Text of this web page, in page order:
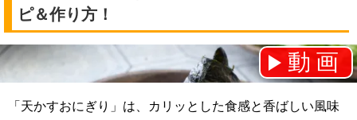
ピ＆作り方！
動画
チャンネル登録をお願いします！⇒
「天かすおにぎり」は、カリッとした食感と香ばしい風味